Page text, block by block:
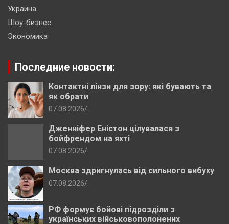
Украина
Шоу-бизнес
Экономика
Последние новости:
Контактні лінзи для зору: які бувають та
як обрати
07.08.2026
Дженніфер Еністон цілувалася з
бойфрендом на яхті
07.08.2026
Москва здригнулась від сильного вибуху
07.08.2026
РФ формує бойові підрозділи з
українських військовополонених